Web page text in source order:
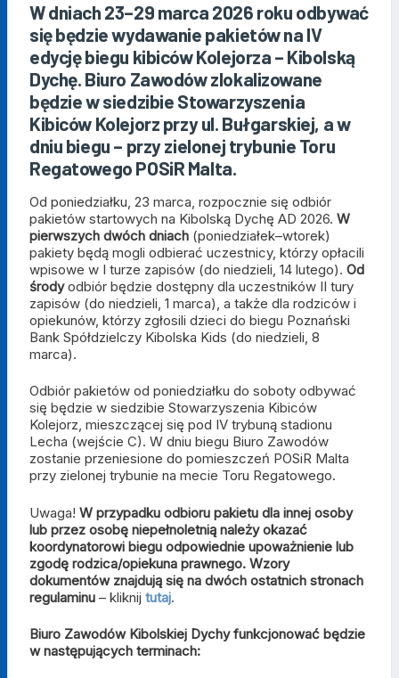
W dniach 23–29 marca 2026 roku odbywać
się będzie wydawanie pakietów na IV
edycję biegu kibiców Kolejorza – Kibolską
Dychę. Biuro Zawodów zlokalizowane
będzie w siedzibie Stowarzyszenia
Kibiców Kolejorz przy ul. Bułgarskiej, a w
dniu biegu – przy zielonej trybunie Toru
Regatowego POSiR Malta.
Od poniedziałku, 23 marca, rozpocznie się odbiór
pakietów startowych na Kibolską Dychę AD 2026. W
pierwszych dwóch dniach (poniedziałek–wtorek)
pakiety będą mogli odbierać uczestnicy, którzy opłacili
wpisowe w I turze zapisów (do niedzieli, 14 lutego). Od
środyodbiór będzie dostępny dla uczestników II tury
zapisów (do niedzieli, 1 marca), a także dla rodziców i
opiekunów, którzy zgłosili dzieci do biegu Poznański
Bank Spółdzielczy Kibolska Kids (do niedzieli, 8
marca).
Odbiór pakietów od poniedziałku do soboty odbywać
się będzie w siedzibie Stowarzyszenia Kibiców
Kolejorz, mieszczącej się pod IV trybuną stadionu
Lecha (wejście C). W dniu biegu Biuro Zawodów
zostanie przeniesione do pomieszczeń POSiR Malta
przy zielonej trybunie na mecie Toru Regatowego.
Uwaga! W przypadku odbioru pakietu dla innej osoby
lub przez osobę niepełnoletnią należy okazać
koordynatorowi biegu odpowiednie upoważnienie lub
zgodę rodzica/opiekuna prawnego. Wzory
dokumentów znajdują się na dwóch ostatnich stronach
regulaminu – kliknij tutaj.
Biuro Zawodów Kibolskiej Dychy funkcjonować będzie
w następujących terminach: